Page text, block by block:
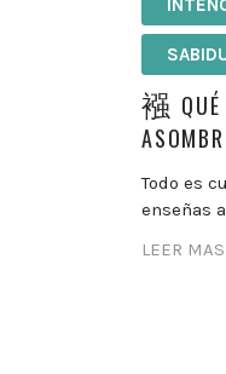
Todo es
enseñas
LEER MAS